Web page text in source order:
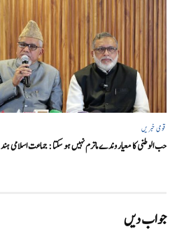
قومی خبریں
حب الوطنی کا معیار وندے ماترم نہیں ہو سکتا : جماعت اسلامی ہند
جواب دیں